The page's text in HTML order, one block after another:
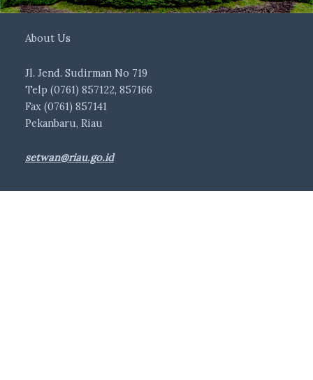
About Us
Jl. Jend. Sudirman No 719
Telp (0761) 857122, 857166
Fax (0761) 857141
Pekanbaru, Riau
setwan@riau.go.id